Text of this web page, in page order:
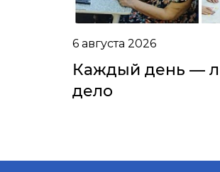
6 августа 2026
Каждый день —
дело